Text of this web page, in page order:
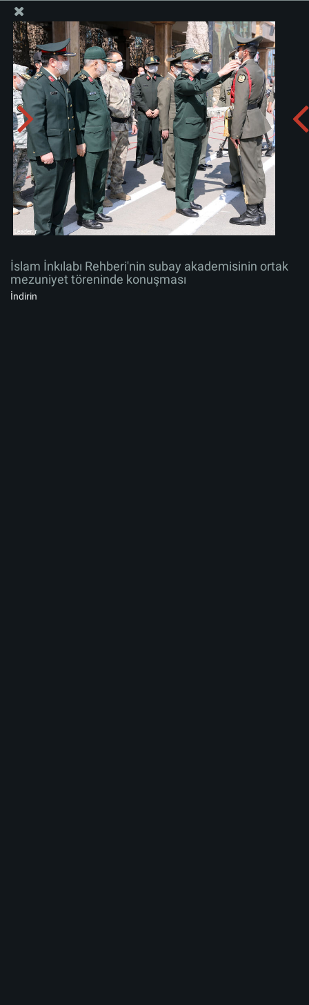
İslam İnkılabı Rehberi Bürosu Resmi Sitesi
İslam İnkılabı Rehberi'nin subay akademisinin ortak
mezuniyet töreninde konuşması
Albümü indirin:
İslam İnkılabı Rehberi'nin subay akademisinin ortak
mezuniyet töreninde konuşması
İndirin